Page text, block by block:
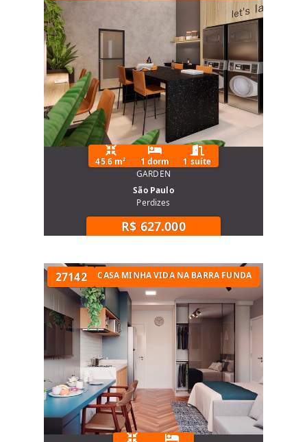
45.6 m² 1 dorm
1 suíte
GARDEN
São Paulo
Perdizes
R$ 627.000
27142
APARTAMENTO MINHA CASA MINHA VIDA NA BARRA FUNDA